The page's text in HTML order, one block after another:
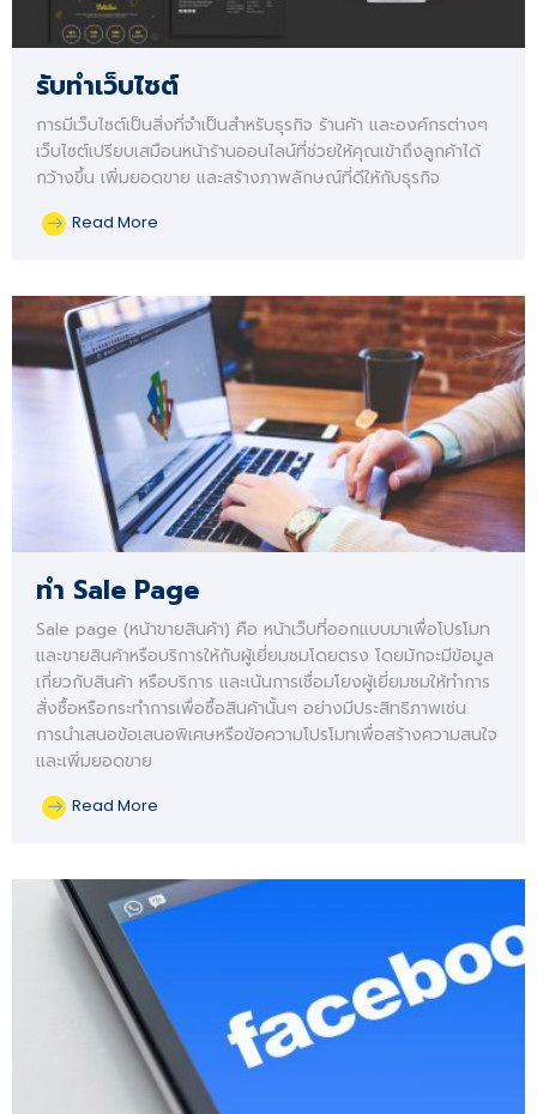
รับทำเว็บไซต์
การมีเว็บไซต์เป็นสิ่งที่จำเป็นสำหรับธุรกิจ ร้านค้า และองค์กรต่างๆ
เว็บไซต์เปรียบเสมือนหน้าร้านออนไลน์ที่ช่วยให้คุณเข้าถึงลูกค้าได้
กว้างขึ้น เพิ่มยอดขาย และสร้างภาพลักษณ์ที่ดีให้กับธุรกิจ
Read More
ทำ Sale Page
Sale page (หน้าขายสินค้า) คือ หน้าเว็บที่ออกแบบมาเพื่อโปรโมท
และขายสินค้าหรือบริการให้กับผู้เยี่ยมชมโดยตรง โดยมักจะมีข้อมูล
เกี่ยวกับสินค้า หรือบริการ และเน้นการเชื่อมโยงผู้เยี่ยมชมให้ทำการ
สั่งซื้อหรือกระทำการเพื่อซื้อสินค้านั้นๆ อย่างมีประสิทธิภาพเช่น
การนำเสนอข้อเสนอพิเศษหรือข้อความโปรโมทเพื่อสร้างความสนใจ
และเพิ่มยอดขาย
Read More